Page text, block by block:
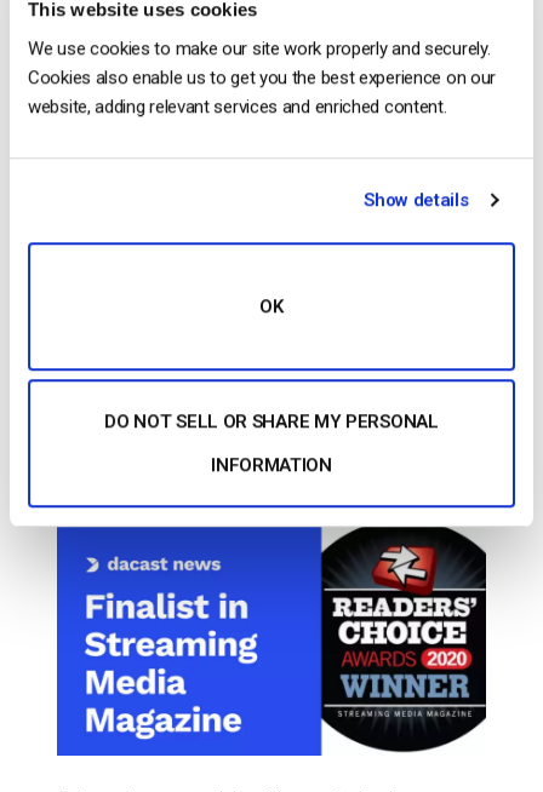
This website uses cookies
We use cookies to make our site work properly and securely.
Cookies also enable us to get you the best experience on our
website, adding relevant services and enriched content.
Show details
OK
DO NOT SELL OR SHARE MY PERSONAL
INFORMATION
En China, el número de personas […]
CONTINUAR LEYENDO→
Comunicados de prensa,El
blog de los expertos en
Dacast, finalista de los Premios de los
Lectores de Streaming Media 2020